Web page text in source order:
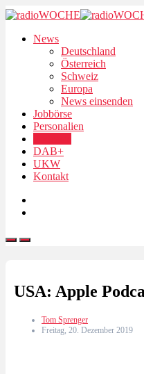
News
Deutschland
Österreich
Schweiz
Europa
News einsenden
Jobbörse
Personalien
DAB+
UKW
Kontakt
USA: Apple
Tom Sprenger
Freitag, 20. Dezember 2019